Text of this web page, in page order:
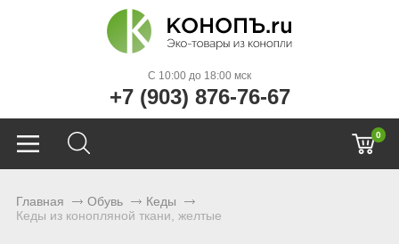
C 10:00 до 18:00 мск
+7 (903) 876-76-67
0
Главная Обувь
Кеды
Кеды из конопляной ткани, желтые